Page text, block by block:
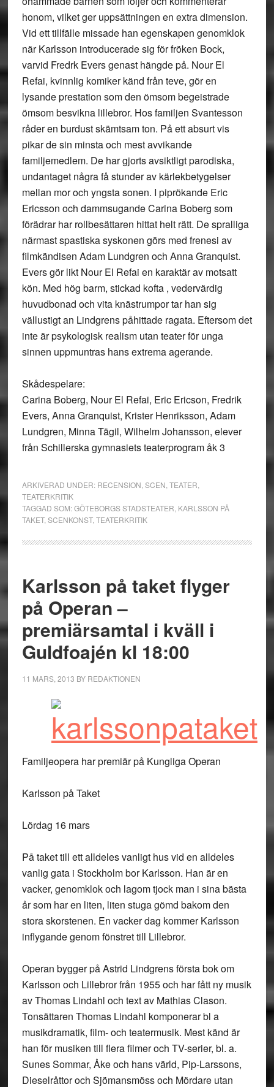
honom, vilket ger uppsättningen en extra dimension.
Vid ett tillfälle missade han egenskapen genomklok
när Karlsson introducerade sig för fröken Bock,
varvid Fredrk Evers genast hängde på. Nour El
Refai, kvinnlig komiker känd från teve, gör en
lysande prestation som den ömsom begeistrade
ömsom besvikna lillebror. Hos familjen Svantesson
råder en burdust skämtsam ton. På ett absurt vis
pikar de sin minsta och mest avvikande
familjemedlem. De har gjorts avsiktligt parodiska,
undantaget några få stunder av kärlekbetygelser
mellan mor och yngsta sonen. I piprökande Eric
Ericsson och dammsugande Carina Boberg som
förädrar har rollbesättaren hittat helt rätt. De spralliga
närmast spastiska syskonen görs med frenesi av
filmkändisen Adam Lundgren och Anna Granquist.
Evers gör likt Nour El Refai en karaktär av motsatt
kön. Med hög barm, stickad kofta , vedervärdig
huvudbonad och vita knästrumpor tar han sig
vällustigt an Lindgrens påhittade ragata. Eftersom det
inte är psykologisk realism utan teater för unga
sinnen uppmuntras hans extrema agerande.
Skådespelare:
Carina Boberg, Nour El Refai, Eric Ericson, Fredrik
Evers, Anna Granquist, Krister Henriksson, Adam
Lundgren, Minna Tägil, Wilhelm Johansson, elever
från Schillerska gymnasiets teaterprogram åk 3
ARKIVERAD UNDER: RECENSION SCEN TEATER
TEATERKRITIK
TAGGAD SOM:GÖTEBORGS STADSTEATER KARLSSON PÅ
TAKET, SCENKONST, TEATERKRITIK
Karlsson på taket flyger
på Operan –
premiärsamtal i kväll i
Guldfoajén kl 18:00
11 MARS, 2013 BY REDAKTIONEN
Familjeopera har premiär på Kungliga Operan
Karlsson på Taket
Lördag 16 mars
På taket till ett alldeles vanligt hus vid en alldeles
vanlig gata i Stockholm bor Karlsson. Han är en
vacker, genomklok och lagom tjock man i sina bästa
år som har en liten, liten stuga gömd bakom den
stora skorstenen. En vacker dag kommer Karlsson
inflygande genom fönstret till Lillebror.
Operan bygger på Astrid Lindgrens första bok om
Karlsson och Lillebror från 1955 och har fått ny musik
av Thomas Lindahl och text av Mathias Clason.
Tonsättaren Thomas Lindahl komponerar bl a
musikdramatik, film- och teatermusik. Mest känd är
han för musiken till flera filmer och TV-serier, bl. a.
Sunes Sommar, Åke och hans värld, Pip-Larssons,
Dieselråttor och Sjömansmöss och Mördare utan